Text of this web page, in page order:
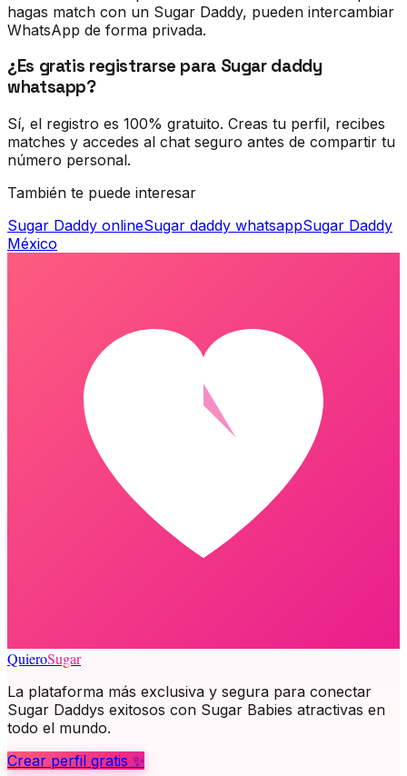
hagas match con un Sugar Daddy, pueden intercambiar
WhatsApp de forma privada.
¿Es gratis registrarse para Sugar daddy
whatsapp?
Sí, el registro es 100% gratuito. Creas tu perfil, recibes
matches y accedes al chat seguro antes de compartir tu
número personal.
También te puede interesar
Sugar Daddy onlineSugar daddy whatsappSugar Daddy
México
QuieroSugar
La plataforma más exclusiva y segura para conectar
Sugar Daddys exitosos con Sugar Babies atractivas en
todo el mundo.
Crear perfil gratis ✨